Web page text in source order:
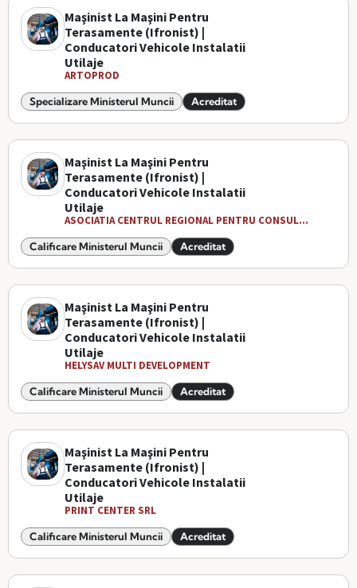
Maşinist La Maşini Pentru
Terasamente (Ifronist) |
Conducatori Vehicole Instalatii
Utilaje
ARTOPROD
Specializare Ministerul Muncii Acreditat
Maşinist La Maşini Pentru
Terasamente (Ifronist) |
Conducatori Vehicole Instalatii
Utilaje
ASOCIATIA CENTRUL REGIONAL PENTRU CONSUL...
Calificare Ministerul Muncii Acreditat
Maşinist La Maşini Pentru
Terasamente (Ifronist) |
Conducatori Vehicole Instalatii
Utilaje
HELYSAV MULTI DEVELOPMENT
Calificare Ministerul Muncii Acreditat
Maşinist La Maşini Pentru
Terasamente (Ifronist) |
Conducatori Vehicole Instalatii
Utilaje
PRINT CENTER SRL
Calificare Ministerul Muncii Acreditat